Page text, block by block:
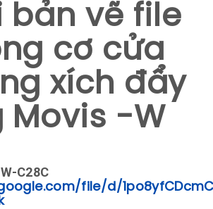
bản vẽ file
cơ cửa
xích đẩy
Movis -W
C28C
file/d/